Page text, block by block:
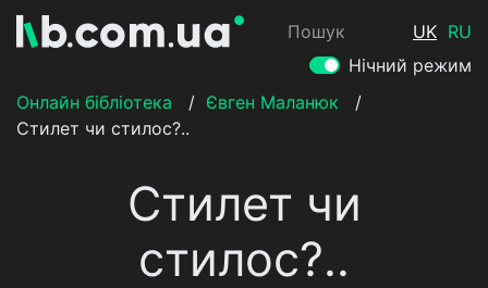
Пошук UK RU
Нічний режим
Онлайн бібліотека
/ Євген Маланюк
/
Стилет чи стилос?..
Стилет чи
стилос?..